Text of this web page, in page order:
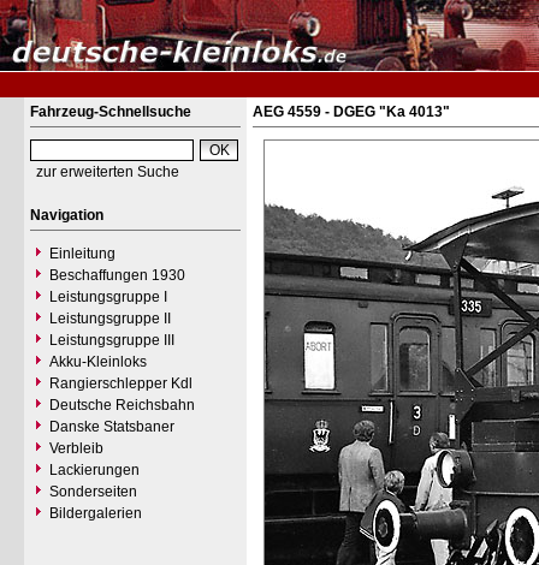
Fahrzeug-Schnellsuche
zur erweiterten Suche
Navigation
Einleitung
Beschaffungen 1930
Leistungsgruppe I
Leistungsgruppe II
Leistungsgruppe III
Akku-Kleinloks
Rangierschlepper Kdl
Deutsche Reichsbahn
Danske Statsbaner
Verbleib
Lackierungen
Sonderseiten
Bildergalerien
AEG 4559 - DGEG "Ka 4013"